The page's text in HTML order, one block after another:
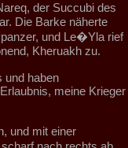
der Succubi des
Die Barke näherte
und Le�Yla rief
Kheruakh zu.
und haben
meine Krieger
und mit einer